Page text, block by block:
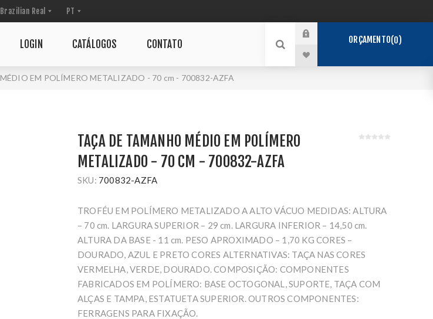
LOGIN CATÁLOGOS CONTATO ORÇAMENTO 0
EM POLÍMERO METALIZADO - 70 cm - 700832-AZFA
TAÇA DE TAMANHO MÉDIO EM POLÍMERO
METALIZADO - 70 CM - 700832-AZFA
SKU: 700832-AZFA
TROFÉU EM POLÍMERO METALIZADO A ALTO VÁCUO MEDIDAS: ALTURA
– 70 cm. LARGURA SUPERIOR – 29 cm. LARGURA INFERIOR – 14,50 cm.
ALTURA DA BASE - 11 cm. PESO APROXIMADO – 1,70 KG CORES –
DOURADO, AZUL E PRETO CORES ALTERNATIVAS: TAÇA NAS CORES
VERMELHA, VERDE, DOURADO. COMPOSIÇÃO: COMPONENTES
FABRICADOS EM POLÍMERO: BASE OCTOGONAL, SUPORTE, TAÇA COM
ALÇAS E TAMPA, ESTATUETA SUPERIOR. OUTROS COMPONENTES:
FERRAGENS PARA FIXAÇÃO.